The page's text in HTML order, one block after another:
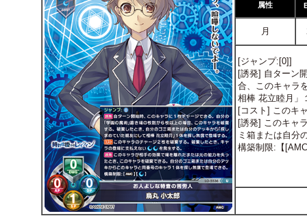
属性
月
[ジャンプ:[0]]
[誘発] 自ターン
合、このキャラ
相棒 花立睦月」
[コスト] このキ
[誘発] このキャ
ミ箱または自分
構築制限:【